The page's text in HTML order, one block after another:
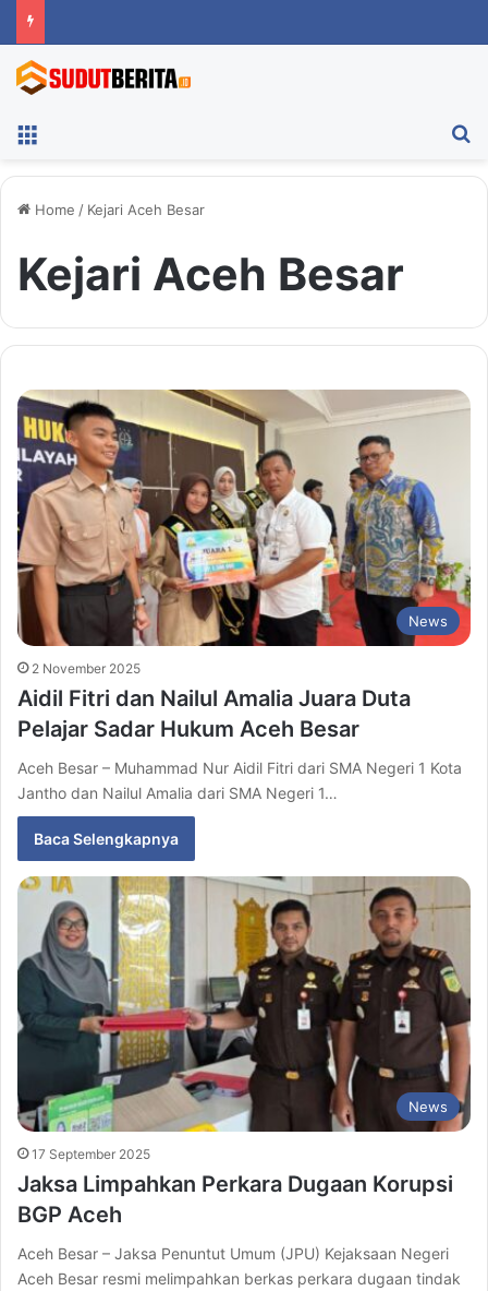
Home / Kejari Aceh Besar
Kejari Aceh Besar
News
2 November 2025
Aidil Fitri dan Nailul Amalia Juara Duta
Pelajar Sadar Hukum Aceh Besar
Aceh Besar – Muhammad Nur Aidil Fitri dari SMA Negeri 1 Kota
Jantho dan Nailul Amalia dari SMA Negeri 1…
Baca Selengkapnya
News
17 September 2025
Jaksa Limpahkan Perkara Dugaan Korupsi
BGP Aceh
Aceh Besar – Jaksa Penuntut Umum (JPU) Kejaksaan Negeri
Aceh Besar resmi melimpahkan berkas perkara dugaan tindak